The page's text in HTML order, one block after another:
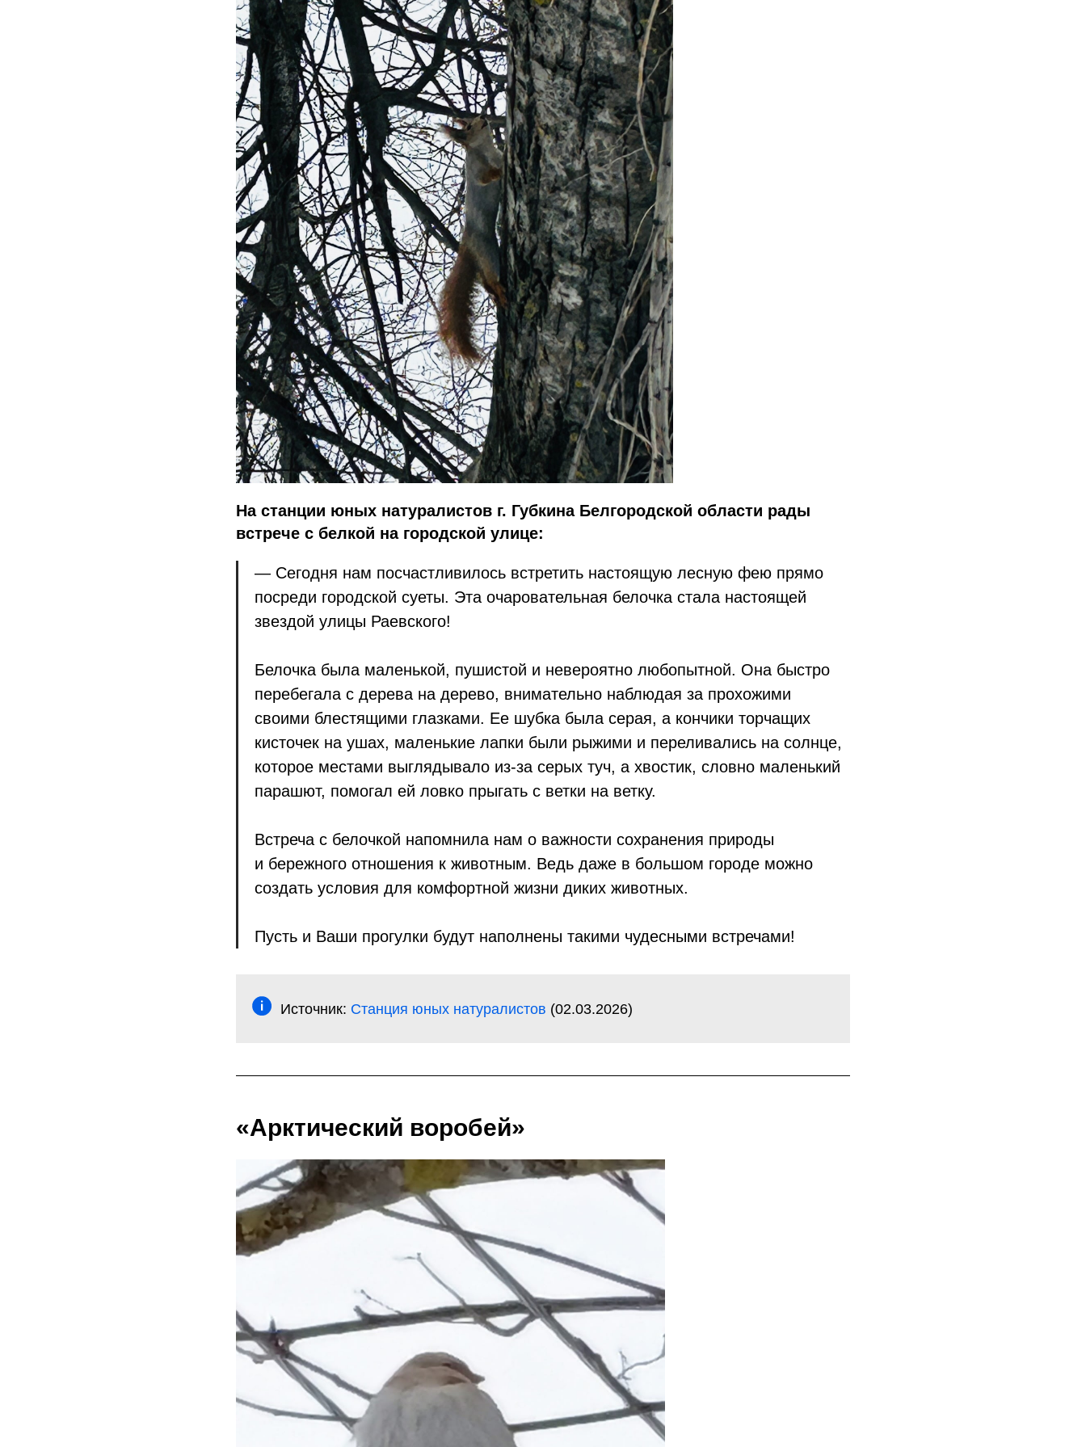
На станции юных натуралистов г. Губкина Белгородской области рады
встрече с белкой на городской улице:
— Сегодня нам посчастливилось встретить настоящую лесную фею прямо
посреди городской суеты. Эта очаровательная белочка стала настоящей
звездой улицы Раевского!
Белочка была маленькой, пушистой и невероятно любопытной. Она быстро
перебегала с дерева на дерево, внимательно наблюдая за прохожими
своими блестящими глазками. Ее шубка была серая, а кончики торчащих
кисточек на ушах, маленькие лапки были рыжими и переливались на солнце,
которое местами выглядывало из-за серых туч, а хвостик, словно маленький
парашют, помогал ей ловко прыгать с ветки на ветку.
Встреча с белочкой напомнила нам о важности сохранения природы
и бережного отношения к животным. Ведь даже в большом городе можно
создать условия для комфортной жизни диких животных.
Пусть и Ваши прогулки будут наполнены такими чудесными встречами!
Источник: Станция юных натуралистов (02.03.2026)
«Арктический воробей»